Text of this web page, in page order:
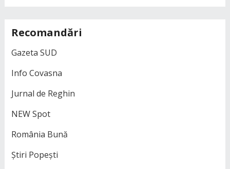
Recomandări
Gazeta SUD
Info Covasna
Jurnal de Reghin
NEW Spot
România Bună
Știri Popești